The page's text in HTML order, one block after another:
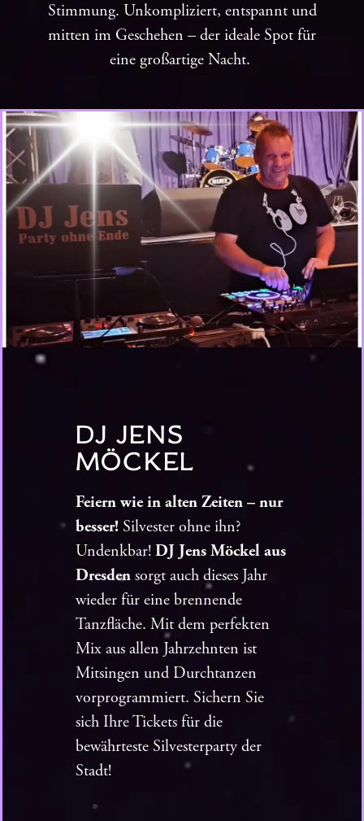
Stimmung. Unkompliziert, entspannt und
mitten im Geschehen – der ideale Spot für
eine großartige Nacht.
DJ JENS
MÖCKEL
Feiern wie in alten Zeiten – nur
besser! Silvester ohne ihn?
Undenkbar! DJ Jens Möckel aus
Dresden sorgt auch dieses Jahr
wieder für eine brennende
Tanzfläche. Mit dem perfekten
Mix aus allen Jahrzehnten ist
Mitsingen und Durchtanzen
vorprogrammiert. Sichern Sie
sich Ihre Tickets für die
bewährteste Silvesterparty der
Stadt!